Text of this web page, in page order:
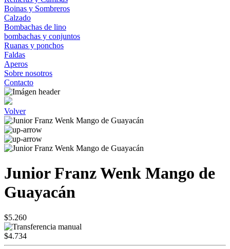
Boinas y Sombreros
Calzado
Bombachas de lino
bombachas y conjuntos
Ruanas y ponchos
Faldas
Aperos
Sobre nosotros
Contacto
Volver
Junior Franz Wenk Mango de
Guayacán
$5.260
$4.734